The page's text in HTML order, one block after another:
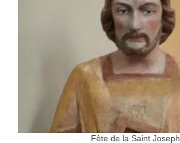
Fête de la Saint Joseph